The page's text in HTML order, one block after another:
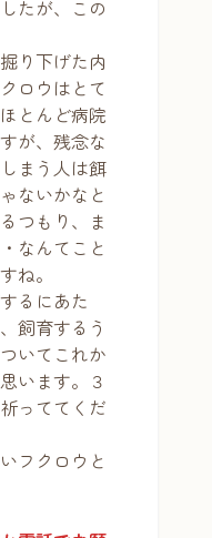
たが、この
り下げた内
ロウはとて
とんど病院
が、残念な
まう人は餌
ないかなと
つもり、ま
なんてこと
ね。
るにあた
飼育するう
いてこれか
います。３
っててくだ
フクロウと